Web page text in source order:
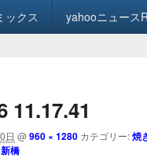
ックス yahooニュース
11.17.41
日 @960 × 1280 カテゴリー:焼
橋